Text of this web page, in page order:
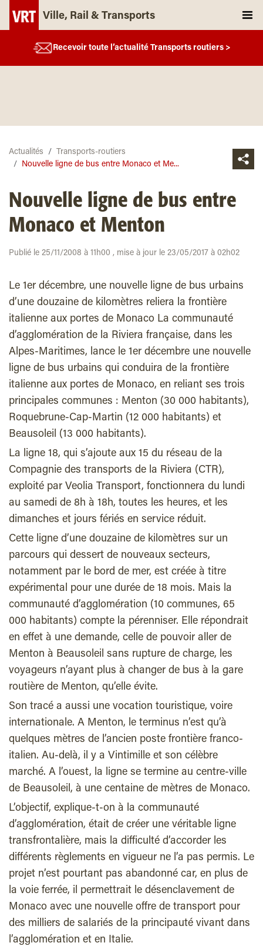
Ville, Rail & Transports
Recevoir toute l’actualité Transports routiers >
Actualités
Transports-routiers
Nouvelle ligne de bus entre Monaco et Me...
Nouvelle ligne de bus entre
Monaco et Menton
Publié le 25/11/2008 à 11h00 , mise à jour le 23/05/2017 à 02h02
Le 1er décembre, une nouvelle ligne de bus urbains
d’une douzaine de kilomètres reliera la frontière
italienne aux portes de Monaco La communauté
d’agglomération de la Riviera française, dans les
Alpes-Maritimes, lance le 1er décembre une nouvelle
ligne de bus urbains qui conduira de la frontière
italienne aux portes de Monaco, en reliant ses trois
principales communes : Menton (30 000 habitants),
Roquebrune-Cap-Martin (12 000 habitants) et
Beausoleil (13 000 habitants).
La ligne 18, qui s’ajoute aux 15 du réseau de la
Compagnie des transports de la Riviera (CTR),
exploité par Veolia Transport, fonctionnera du lundi
au samedi de 8h à 18h, toutes les heures, et les
dimanches et jours fériés en service réduit.
Cette ligne d’une douzaine de kilomètres sur un
parcours qui dessert de nouveaux secteurs,
notamment par le bord de mer, est créée à titre
expérimental pour une durée de 18 mois. Mais la
communauté d’agglomération (10 communes, 65
000 habitants) compte la pérenniser. Elle répondrait
en effet à une demande, celle de pouvoir aller de
Menton à Beausoleil sans rupture de charge, les
voyageurs n’ayant plus à changer de bus à la gare
routière de Menton, qu’elle évite.
Son tracé a aussi une vocation touristique, voire
internationale. A Menton, le terminus n’est qu’à
quelques mètres de l’ancien poste frontière franco-
italien. Au-delà, il y a Vintimille et son célèbre
marché. A l’ouest, la ligne se termine au centre-ville
de Beausoleil, à une centaine de mètres de Monaco.
L’objectif, explique-t-on à la communauté
d’agglomération, était de créer une véritable ligne
transfrontalière, mais la difficulté d’accorder les
différents règlements en vigueur ne l’a pas permis. Le
projet n’est pourtant pas abandonné car, en plus de
la voie ferrée, il permettrait le désenclavement de
Monaco avec une nouvelle offre de transport pour
des milliers de salariés de la principauté vivant dans
l’agglomération et en Italie.